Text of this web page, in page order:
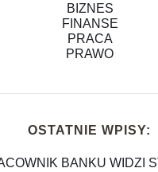
BIZNES
FINANSE
PRACA
PRAWO
OSTATNIE WPISY:
BANKU WIDZI